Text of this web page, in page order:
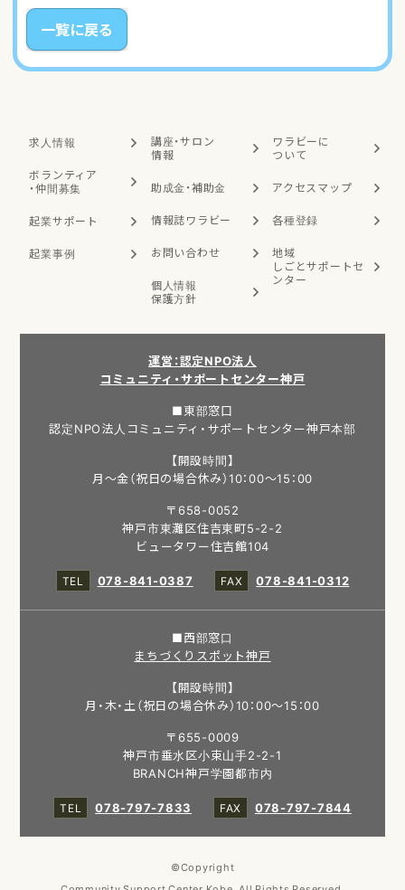
一覧に戻る
求人情報
ボランティア
・仲間募集
起業サポート
起業事例
講座・サロン
情報
助成金・補助金
情報誌ワラビー
お問い合わせ
個人情報
保護方針
ワラビーに
ついて
アクセスマップ
各種登録
地域
しごとサポートセ
ンター
運営：認定NPO法人
コミュニティ・サポートセンター神戸
■東部窓口
認定NPO法人コミュニティ・サポートセンター神戸本部
【開設時間】
月～金（祝日の場合休み）10：00～15：00
〒658-0052
神戸市東灘区住吉東町5-2-2
ビュータワー住吉館104
078-841-0387
078-841-0312
■西部窓口
まちづくりスポット神戸
【開設時間】
月・木・土（祝日の場合休み）10：00～15：00
〒655-0009
神戸市垂水区小束山手2-2-1
BRANCH神戸学園都市内
078-797-7833
078-797-7844
©Copyright